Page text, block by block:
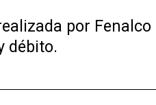
por
débito.